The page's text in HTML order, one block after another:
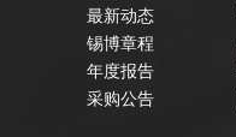
最新动态
锡博章程
年度报告
采购公告